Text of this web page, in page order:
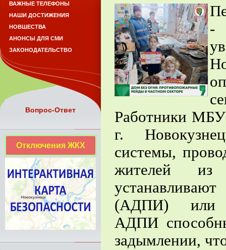
-
Работники МБУ
г.
системы,
жителей из
(АДПИ)
или
АДПИ
задымлении,
ВАЖНЫЕ ТЕЛЕФОНЫ
НАШИ ДОСТИЖЕНИЯ
НОВШЕСТВА
АНОНСЫ ДЛЯ СМИ
ЗАКОНОДАТЕЛЬСТВО
Вопрос-Ответ
Отключения ЖКХ